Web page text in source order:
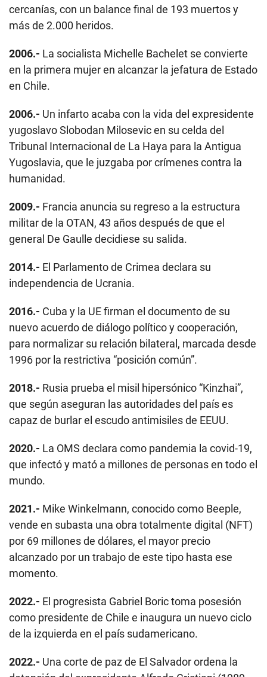
cercanías, con un balance final de 193 muertos y
más de 2.000 heridos.
2006.- La socialista Michelle Bachelet se convierte
en la primera mujer en alcanzar la jefatura de Estado
en Chile.
2006.- Un infarto acaba con la vida del expresidente
yugoslavo Slobodan Milosevic en su celda del
Tribunal Internacional de La Haya para la Antigua
Yugoslavia, que le juzgaba por crímenes contra la
humanidad.
2009.- Francia anuncia su regreso a la estructura
militar de la OTAN, 43 años después de que el
general De Gaulle decidiese su salida.
2014.- El Parlamento de Crimea declara su
independencia de Ucrania.
2016.- Cuba y la UE firman el documento de su
nuevo acuerdo de diálogo político y cooperación,
para normalizar su relación bilateral, marcada desde
1996 por la restrictiva “posición común”.
2018.- Rusia prueba el misil hipersónico “Kinzhai”,
que según aseguran las autoridades del país es
capaz de burlar el escudo antimisiles de EEUU.
2020.- La OMS declara como pandemia la covid-19,
que infectó y mató a millones de personas en todo el
mundo.
2021.- Mike Winkelmann, conocido como Beeple,
vende en subasta una obra totalmente digital (NFT)
por 69 millones de dólares, el mayor precio
alcanzado por un trabajo de este tipo hasta ese
momento.
2022.- El progresista Gabriel Boric toma posesión
como presidente de Chile e inaugura un nuevo ciclo
de la izquierda en el país sudamericano.
2022.- Una corte de paz de El Salvador ordena la